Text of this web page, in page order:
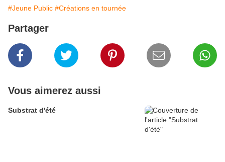
#Jeune Public #Créations en tournée
Partager
Vous aimerez aussi
Substrat d'été